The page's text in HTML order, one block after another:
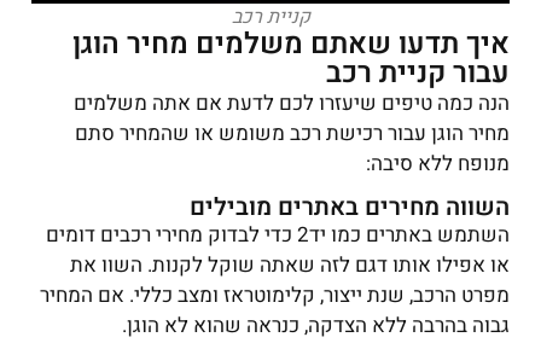
קניית רכב
איך תדעו שאתם משלמים מחיר הוגן
עבור קניית רכב
הנה כמה טיפים שיעזרו לכם לדעת אם אתה משלמים
מחיר הוגן עבור רכישת רכב משומש או שהמחיר סתם
מנופח ללא סיבה:
השווה מחירים באתרים מובילים
השתמש באתרים כמו יד2 כדי לבדוק מחירי רכבים דומים
או אפילו אותו דגם לזה שאתה שוקל לקנות. השוו את
מפרט הרכב, שנת ייצור, קלימוטראז ומצב כללי. אם המחיר
גבוה בהרבה ללא הצדקה, כנראה שהוא לא הוגן.